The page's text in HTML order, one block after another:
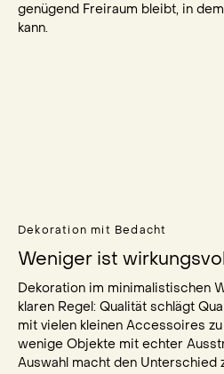
genügend Freiraum bleibt, in
kann.
Dekoration mit Bedacht
Weniger ist
Dekoration im minimalistischen
klaren Regel: Qualität schlägt
mit vielen kleinen Accessoires
wenige Objekte mit echter
Auswahl macht den Unterschied